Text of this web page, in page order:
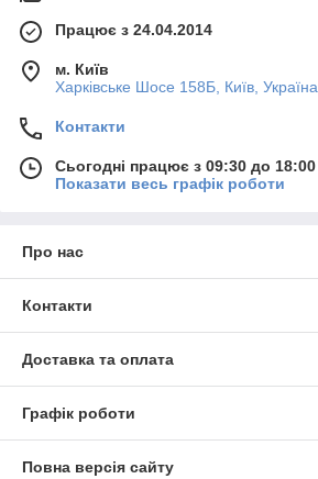
Працює з 24.04.2014
м. Київ
Харківське Шосе 158Б, Київ, Україна
Контакти
Сьогодні працює з 09:30 до 18:00
Показати весь графік роботи
Про нас
Контакти
Доставка та оплата
Графік роботи
Повна версія сайту